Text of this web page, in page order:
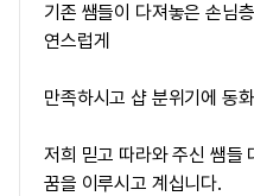
기존 쌤들이 다져놓은 손님
연스럽게
만족하시고 샵 분위기에 동
저희 믿고 따라와 주신 쌤들
꿈을 이루시고 계십니다.